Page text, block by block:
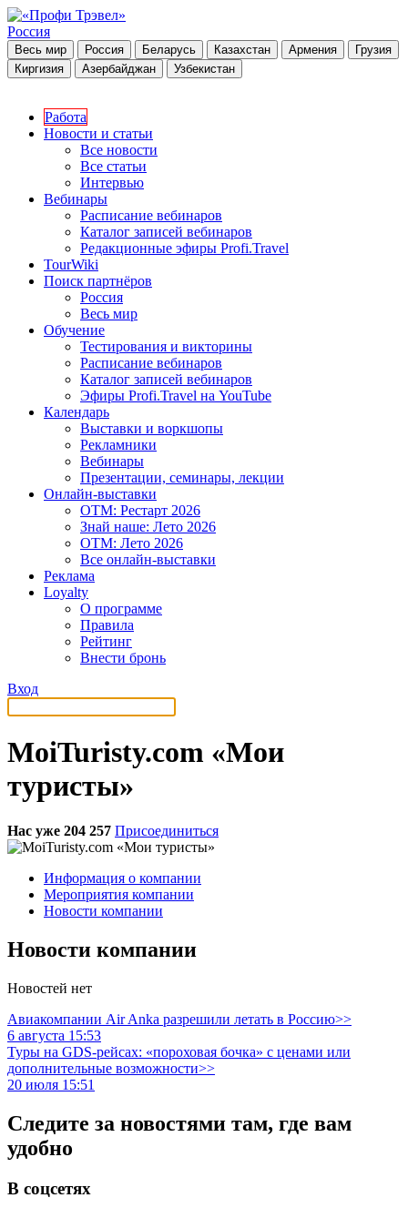
Россия
Весь мир Россия Беларусь Казахстан Армения
Грузия
Киргизия
Азербайджан Узбекистан
Работа
Новости и статьи
Все новости
Все статьи
Интервью
Вебинары
Расписание вебинаров
Каталог записей вебинаров
Редакционные эфиры Profi.Travel
TourWiki
Поиск партнёров
Россия
Весь мир
Обучение
Тестирования и викторины
Расписание вебинаров
Каталог записей вебинаров
Эфиры Profi.Travel на YouTube
Календарь
Выставки и воркшопы
Рекламники
Вебинары
Презентации, семинары, лекции
Онлайн-выставки
OTM: Рестарт 2026
Знай наше: Лето 2026
OTM: Лето 2026
Все онлайн-выставки
Реклама
Loyalty
О программе
Правила
Рейтинг
Внести бронь
Вход
MoiTuristy.com «Мои
туристы»
Нас уже 204 257 Присоединиться
Информация о компании
Мероприятия компании
Новости компании
Новости компании
Новостей нет
Авиакомпании Air Anka разрешили летать в Россию>>
6 августа 15:53
Туры на GDS-рейсах: «пороховая бочка» с ценами или
дополнительные возможности>>
20 июля 15:51
Следите за новостями там, где вам
удобно
В соцсетях